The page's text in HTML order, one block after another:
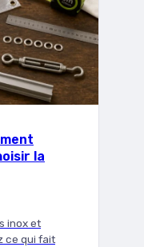
la
inox et
ce qui fait